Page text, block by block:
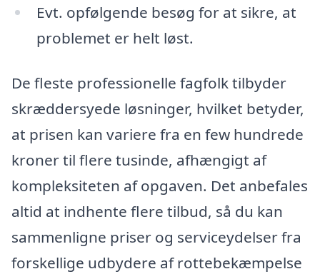
Evt. opfølgende besøg for at sikre, at
problemet er helt løst.
De fleste professionelle fagfolk tilbyder
skræddersyede løsninger, hvilket betyder,
at prisen kan variere fra en few hundrede
kroner til flere tusinde, afhængigt af
kompleksiteten af opgaven. Det anbefales
altid at indhente flere tilbud, så du kan
sammenligne priser og serviceydelser fra
forskellige udbydere af rottebekæmpelse